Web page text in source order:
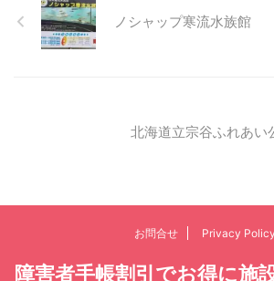
ノシャップ寒流水族館
北海道立宗谷ふれあい
お問合せ Privacy Policy
障害者手帳割引でお得に施